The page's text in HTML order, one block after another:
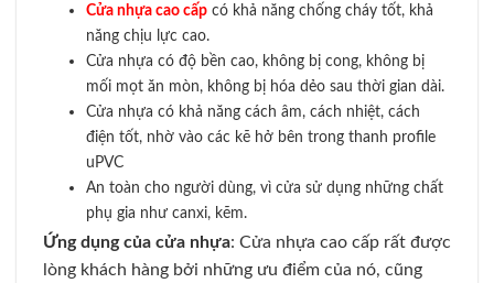
Cửa nhựa cao cấpcó khả năng chống cháy tốt, khả
năng chịu lực cao.
Cửa nhựa có độ bền cao, không bị cong, không bị
mối mọt ăn mòn, không bị hóa dẻo sau thời gian dài.
Cửa nhựa có khả năng cách âm, cách nhiệt, cách
điện tốt, nhờ vào các kẽ hở bên trong thanh profile
uPVC
An toàn cho người dùng, vì cửa sử dụng những chất
phụ gia như canxi, kẽm.
Ứng dụng của cửa nhựa: Cửa nhựa cao cấp rất được
lòng khách hàng bởi những ưu điểm của nó, cũng